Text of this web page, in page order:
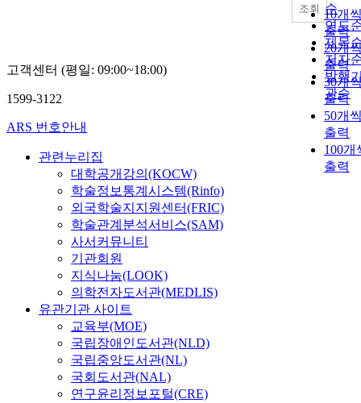
순
연도
제목
저자
발행
관순
10개
출력
20개
출력
30개
출력
50개
출력
100개
출력
조회
고객센터 (평일: 09:00~18:00)
1599-3122
ARS 번호안내
관련누리집
대학공개강의(KOCW)
학술정보통계시스템(Rinfo)
외국학술지지원센터(FRIC)
학술관계분석서비스(SAM)
사서커뮤니티
기관회원
지식나눔(LOOK)
의학전자도서관(MEDLIS)
유관기관 사이트
교육부(MOE)
국립장애인도서관(NLD)
국립중앙도서관(NL)
국회도서관(NAL)
연구윤리정보포털(CRE)